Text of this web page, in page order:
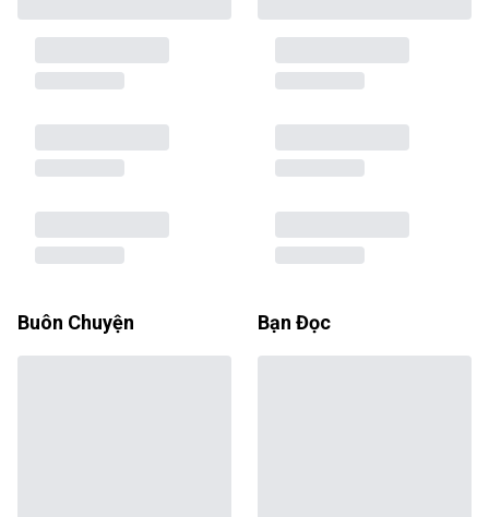
Buôn Chuyện Bạn Đọc